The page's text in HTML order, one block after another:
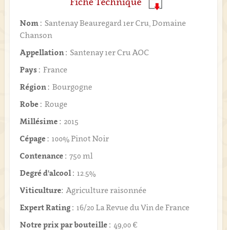
Nom : Santenay Beauregard 1er Cru, Domaine
Chanson
Appellation : Santenay 1er Cru AOC
Pays : France
Région : Bourgogne
Robe : Rouge
Millésime : 2015
Cépage : 100% Pinot Noir
Contenance : 750 ml
Degré d'alcool : 12.5%
Viticulture: Agriculture raisonnée
Expert Rating : 16/20 La Revue du Vin de France
Notre prix par bouteille : 49,00 €